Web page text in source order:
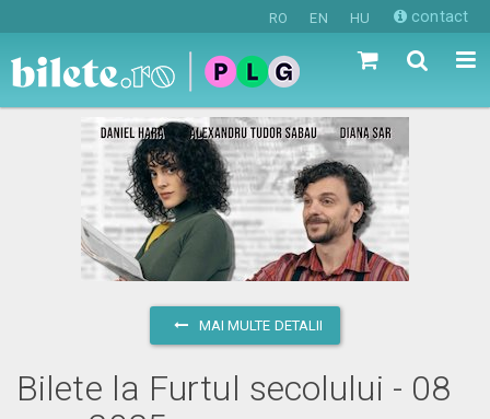
RO EN HU contact
MAI MULTE DETALII
Bilete la Furtul secolului - 08